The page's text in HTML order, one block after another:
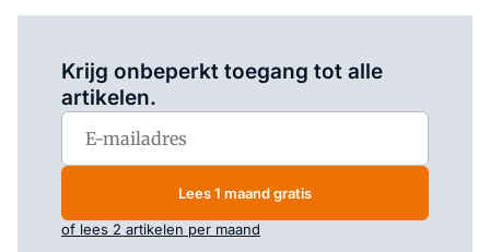
Krijg onbeperkt toegang tot alle
artikelen.
Lees 1 maand gratis
of lees 2 artikelen per maand